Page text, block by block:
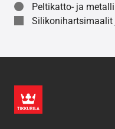
Peltikatto- ja